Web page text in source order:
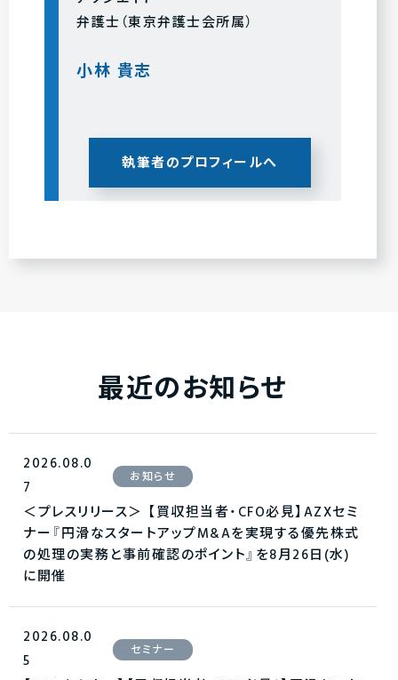
弁護士（東京弁護士会所属）
小林 貴志
執筆者のプロフィールへ
最近のお知らせ
2026.08.0
7
お知らせ
＜プレスリリース＞ 【買収担当者・CFO必見】AZXセミ
ナー『円滑なスタートアップM&Aを実現する優先株式
の処理の実務と事前確認のポイント』を8月26日(水)
に開催
2026.08.0
5
セミナー